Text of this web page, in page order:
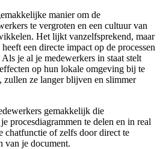
manier om de
te vergroten en een cultuur van
Het lijkt vanzelfsprekend, maar
een directe impact op de processen
je al je medewerkers in staat stelt
op hun lokale omgeving bij te
zullen ze langer blijven en slimmer
gemakkelijk die
procesdiagrammen te delen en in real
chatfunctie of zelfs door direct te
van je document.